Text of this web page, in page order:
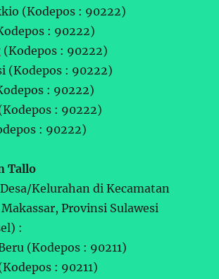
(Kodepos : 90222)
: 90222)
: 90222)
(Kodepos : 90222)
: 90222)
: 90222)
: 90222)
Tallo
Kelurahan di Kecamatan
Provinsi Sulawesi
:
(Kodepos : 90211)
: 90211)